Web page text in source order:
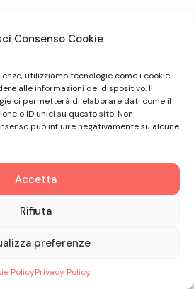
Consenso Cookie
utilizziamo tecnologie come i cookie
alle informazioni del dispositivo. Il
ci permetterà di elaborare dati come il
o ID unici su questo sito. Non
può influire negativamente su alcune
Accetta
Rifiuta
preferenze
PolicyPrivacy Policy
FORNITE DAL
procedura di sottoscrizione del
dell’intero rapporto
GLE tratta informazioni
il Professionista
Amministratore, oltre a
riguardanti il Professionista
a fornire informazioni
il rapporto con qualsiasi